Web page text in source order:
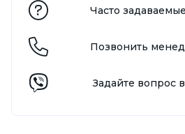
Часто
Позвонить
Задайте вопрос